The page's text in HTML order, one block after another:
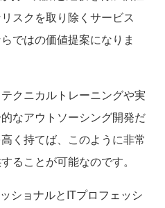
スクを取り除くサービス
ではの価値提案になりま
クニカルトレーニングや実
なアウトソーシング開発だ
く持てば、このように非常
ることが可能なのです。
ショナルとITプロフェッシ